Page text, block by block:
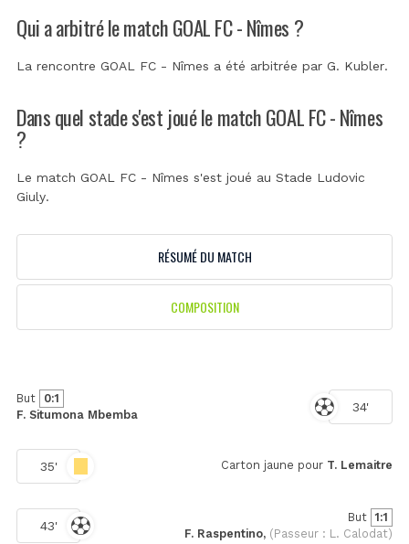
Qui a arbitré le match GOAL FC - Nîmes ?
La rencontre GOAL FC - Nîmes a été arbitrée par G. Kubler.
Dans quel stade s'est joué le match GOAL FC - Nîmes
?
Le match GOAL FC - Nîmes s'est joué au Stade Ludovic
Giuly.
RÉSUMÉ DU MATCH
COMPOSITION
34'
But
0:1
F. Situmona Mbemba
35' Carton jaune pour T. Lemaitre
43'
But 1:1
F. Raspentino, (Passeur : L. Calodat)